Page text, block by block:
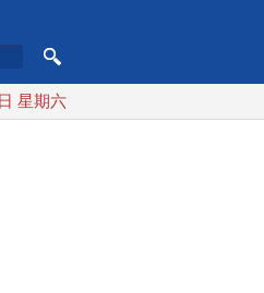
星期六